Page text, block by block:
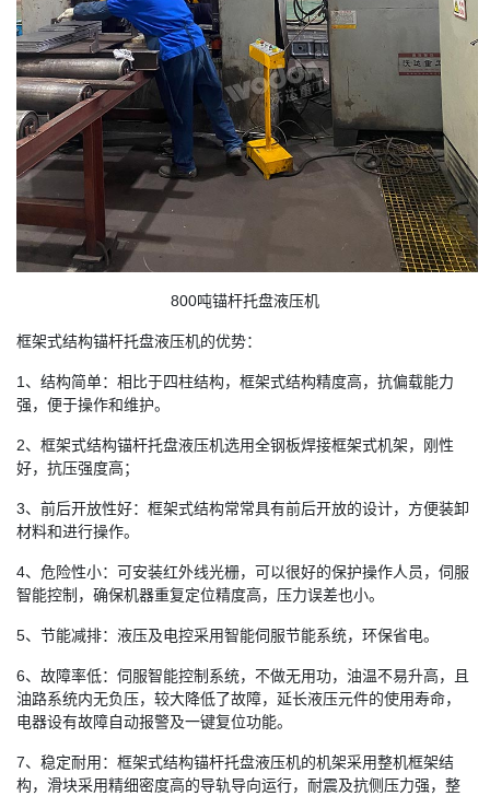
800吨锚杆托盘液压机
框架式结构锚杆托盘液压机的优势：
1、结构简单：相比于四柱结构，框架式结构精度高，抗偏载能力
强，便于操作和维护。
2、框架式结构锚杆托盘液压机选用全钢板焊接框架式机架，刚性
好，抗压强度高；
3、前后开放性好：框架式结构常常具有前后开放的设计，方便装卸
材料和进行操作。
4、危险性小：可安装红外线光栅，可以很好的保护操作人员，伺服
智能控制，确保机器重复定位精度高，压力误差也小。
5、节能减排：液压及电控采用智能伺服节能系统，环保省电。
6、故障率低：伺服智能控制系统，不做无用功，油温不易升高，且
油路系统内无负压，较大降低了故障，延长液压元件的使用寿命，
电器设有故障自动报警及一键复位功能。
7、稳定耐用：框架式结构锚杆托盘液压机的机架采用整机框架结
构，滑块采用精细密度高的导轨导向运行，耐震及抗侧压力强，整